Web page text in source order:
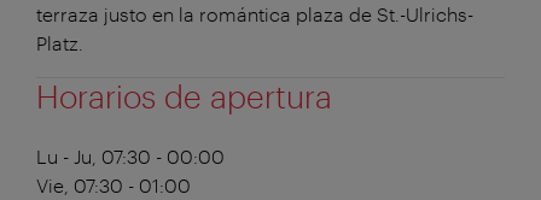
terraza justo en la romántica plaza de St.-Ulrichs-
Platz.
Horarios de apertura
Lu - Ju, 07:30 - 00:00
Vie, 07:30 - 01:00